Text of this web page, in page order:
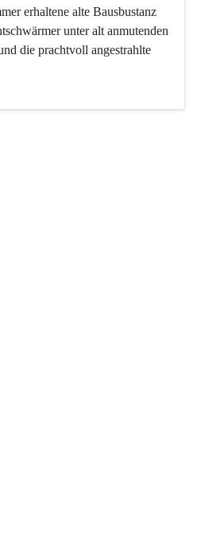
erhaltene alte Bausbustanz
unter alt anmutenden
die prachtvoll angestrahlte
nicht mehr, ist aber integrativer